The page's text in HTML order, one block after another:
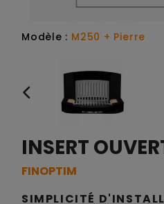
Modèle : M250 + Pierre
INSERT
FINOPTIM
SIMPLICITÉ